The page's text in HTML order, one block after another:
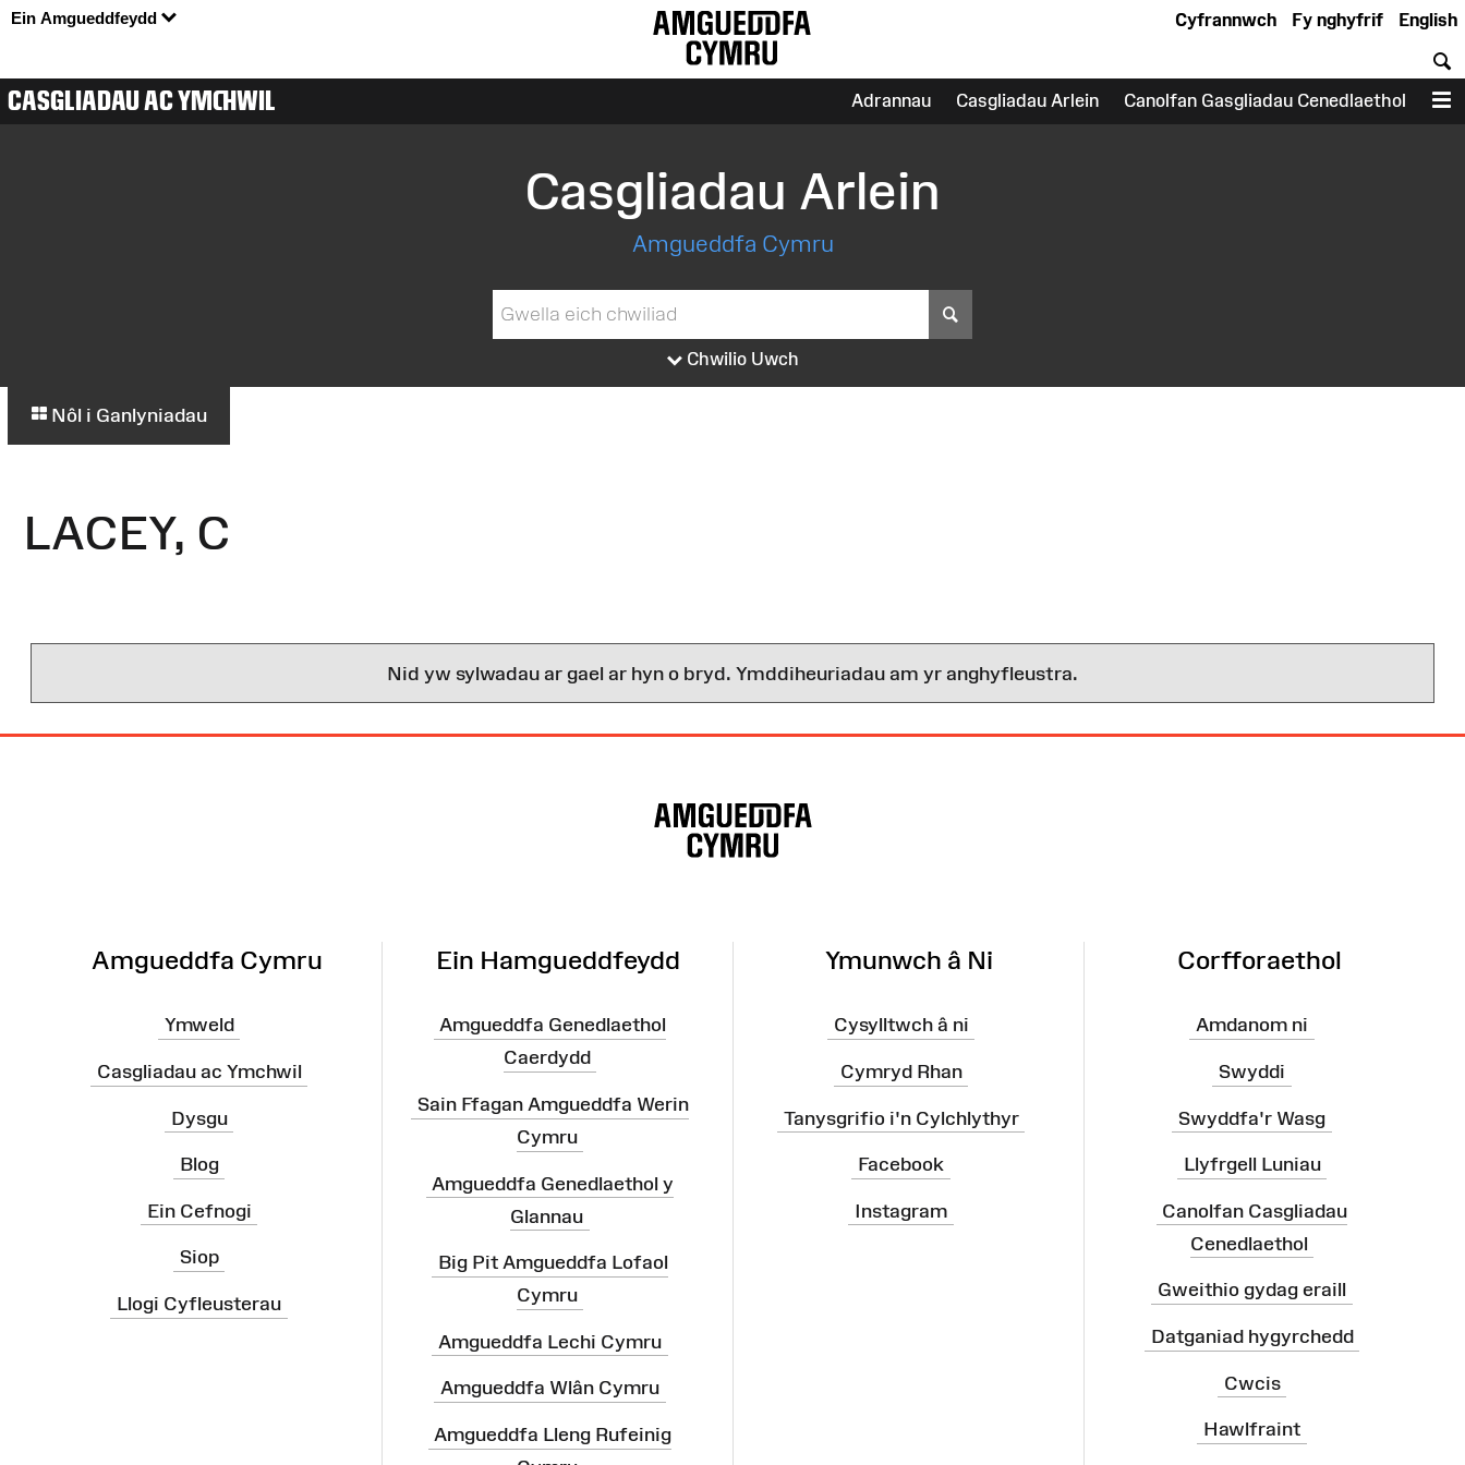
Ein Amgueddfeydd English
Fy nghyfrif
Cyfrannwch
CASGLIADAU AC YMCHWIL Adrannau Casgliadau Arlein Canolfan Gasgliadau Cenedlaethol
Casgliadau Arlein
Amgueddfa Cymru
Chwilio Uwch
Nôl i Ganlyniadau
LACEY, C
Nid yw sylwadau ar gael ar hyn o bryd. Ymddiheuriadau am yr anghyfleustra.
Amgueddfa Cymru
Ymweld
Casgliadau ac Ymchwil
Dysgu
Blog
Ein Cefnogi
Siop
Llogi Cyfleusterau
Ein Hamgueddfeydd
Amgueddfa Genedlaethol
Caerdydd
Sain Ffagan Amgueddfa Werin
Cymru
Amgueddfa Genedlaethol y
Glannau
Big Pit Amgueddfa Lofaol
Cymru
Amgueddfa Lechi Cymru
Amgueddfa Wlân Cymru
Amgueddfa Lleng Rufeinig
Ymunwch â Ni
Cysylltwch â ni
Cymryd Rhan
Tanysgrifio i'n Cylchlythyr
Facebook
Instagram
Corfforaethol
Amdanom ni
Swyddi
Swyddfa'r Wasg
Llyfrgell Luniau
Canolfan Casgliadau
Cenedlaethol
Gweithio gydag eraill
Datganiad hygyrchedd
Cwcis
Hawlfraint